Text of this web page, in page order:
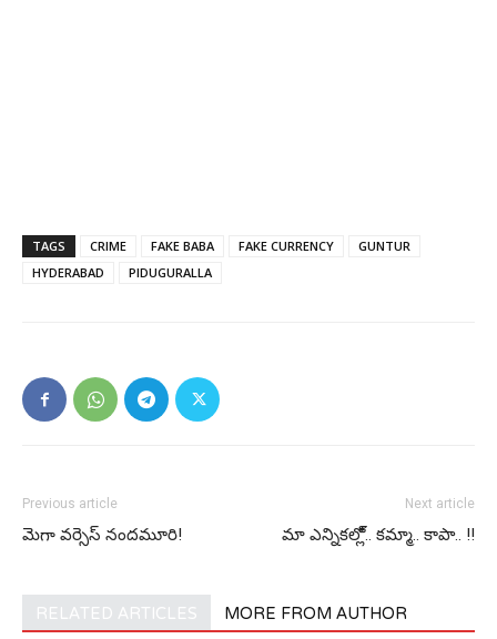
TAGS CRIME FAKE BABA FAKE CURRENCY
GUNTUR
HYDERABAD
PIDUGURALLA
Previous article
మెగా వ‌ర్సెస్ నంద‌మూరి!
Next article
మా ఎన్నిక‌ల్లో్.. క‌మ్మా.. కాపా.. !!
RELATED ARTICLES MORE FROM AUTHOR